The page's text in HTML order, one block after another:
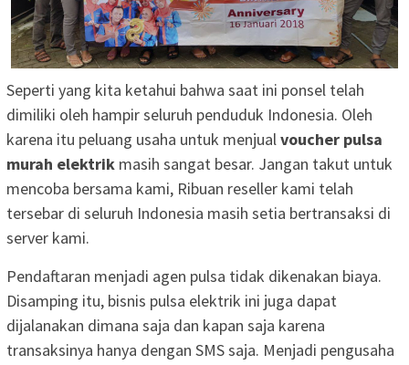
Seperti yang kita ketahui bahwa saat ini ponsel telah
dimiliki oleh hampir seluruh penduduk Indonesia. Oleh
karena itu peluang usaha untuk menjualvoucher pulsa
murah elektrik masih sangat besar. Jangan takut untuk
mencoba bersama kami, Ribuan reseller kami telah
tersebar di seluruh Indonesia masih setia bertransaksi di
server kami.
Pendaftaran menjadi agen pulsa tidak dikenakan biaya.
Disamping itu, bisnis pulsa elektrik ini juga dapat
dijalanakan dimana saja dan kapan saja karena
transaksinya hanya dengan SMS saja. Menjadi pengusaha